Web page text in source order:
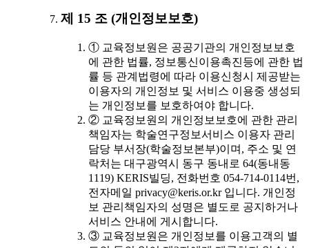
제 15 조 (개인정보보호)
① 교육정보원은 공공기관의 개인정보보호
에 관한 법률, 정보통신이용촉진등에 관한 법
률 등 관계법령에 따라 이용신청시 제공받는
이용자의 개인정보 및 서비스 이용중 생성되
는 개인정보를 보호하여야 합니다.
② 교육정보원의 개인정보보호에 관한 관리
책임자는 학술연구정보서비스 이용자 관리
담당 부서장(학술정보본부)이며, 주소 및 연
락처는 대구광역시 동구 동내로 64(동내동
1119) KERIS빌딩, 전화번호 054-714-0114번,
전자메일 privacy@keris.or.kr 입니다. 개인정
보 관리책임자의 성명은 별도로 공지하거나
서비스 안내에 게시합니다.
③ 교육정보원은 개인정보를 이용고객의 별